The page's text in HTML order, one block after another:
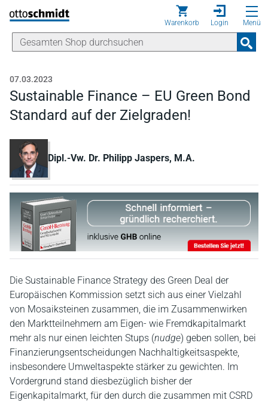
Direkt zum Inhalt
Warenkorb Login Menü
07.03.2023
Sustainable Finance – EU Green Bond
Standard auf der Zielgraden!
Dipl.-Vw. Dr. Philipp Jaspers, M.A.
Die Sustainable Finance Strategy des Green Deal der
Europäischen Kommission setzt sich aus einer Vielzahl
von Mosaiksteinen zusammen, die im Zusammenwirken
den Marktteilnehmern am Eigen- wie Fremdkapitalmarkt
mehr als nur einen leichten Stups (nudge) geben sollen, bei
Finanzierungsentscheidungen Nachhaltigkeitsaspekte,
insbesondere Umweltaspekte stärker zu gewichten. Im
Vordergrund stand diesbezüglich bisher der
Eigenkapitalmarkt, für den durch die zusammen mit CSRD